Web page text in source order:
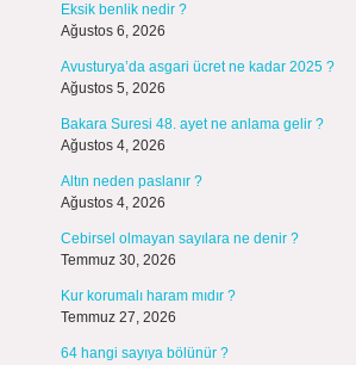
Eksik benlik nedir ?
Ağustos 6, 2026
Avusturya’da asgari ücret ne kadar 2025 ?
Ağustos 5, 2026
Bakara Suresi 48. ayet ne anlama gelir ?
Ağustos 4, 2026
Altın neden paslanır ?
Ağustos 4, 2026
Cebirsel olmayan sayılara ne denir ?
Temmuz 30, 2026
Kur korumalı haram mıdır ?
Temmuz 27, 2026
64 hangi sayıya bölünür ?